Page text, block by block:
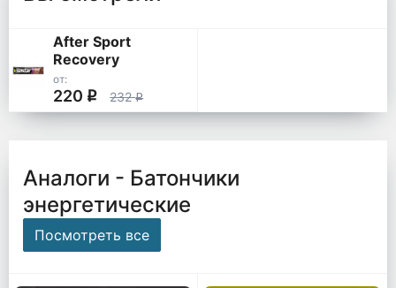
After Sport
Recovery
от:
220 q 232q
Аналоги - Батончики
энергетические
Посмотреть все